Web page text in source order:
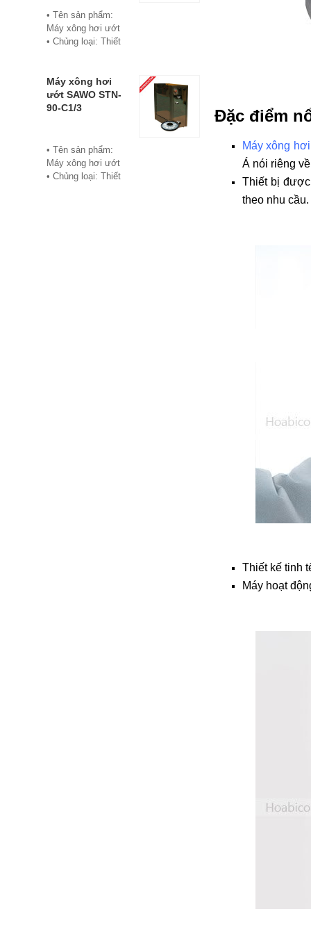
Đặc điểm
Máy xông
Á nói riêng
Thiết bị
theo nhu cầu.
Thiết kế tinh
Máy hoạt
• Bảo hành: 12
tháng
• Đơn vị phân phối:
• Tên sản phẩm:
Máy xông hơi ướt
• Chủng loại: Thiết
Sawo
• Xuất xứ:
Philippine
• Có bảng điều
khiển điện tử hiển
thị số, cho phép cài
Máy xông hơi
ướt SAWO STN-
90-C1/3
• Tên sản phẩm:
Máy xông hơi ướt
• Chủng loại: Thiết